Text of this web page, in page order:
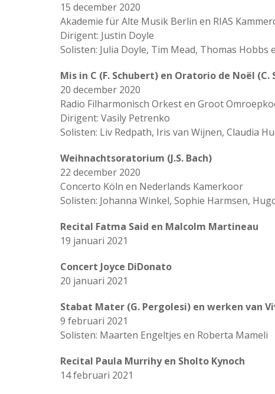
15 december 2020
Akademie für Alte Musik Berlin en RIAS
Dirigent: Justin Doyle
Solisten: Julia Doyle, Tim Mead, Thomas Hobbs
Mis in C (F. Schubert) en Oratorio de Noël (C.
20 december 2020
Radio Filharmonisch Orkest en Groot
Dirigent: Vasily Petrenko
Solisten: Liv Redpath, Iris van Wijnen, Claudia
Weihnachtsoratorium (J.S. Bach)
22 december 2020
Concerto Köln en Nederlands Kamerkoor
Solisten: Johanna Winkel, Sophie Harmsen,
Recital Fatma Said en Malcolm Martineau
19 januari 2021
Concert Joyce DiDonato
20 januari 2021
Stabat Mater (G. Pergolesi) en werken van
9 februari 2021
Solisten: Maarten Engeltjes en Roberta Mameli
Recital Paula Murrihy en Sholto Kynoch
14 februari 2021